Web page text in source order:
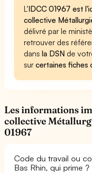
L'IDCC 01967 est
collective
délivré par le
retrouver des
dansla DSN de
surcertaines fiches
Les informations
collective
01967
Code du travail ou
Bas Rhin, qui prime ?